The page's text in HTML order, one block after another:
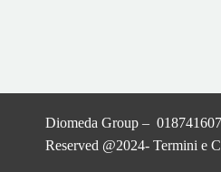
Diomeda Group –
Reserved @2024- Termini e